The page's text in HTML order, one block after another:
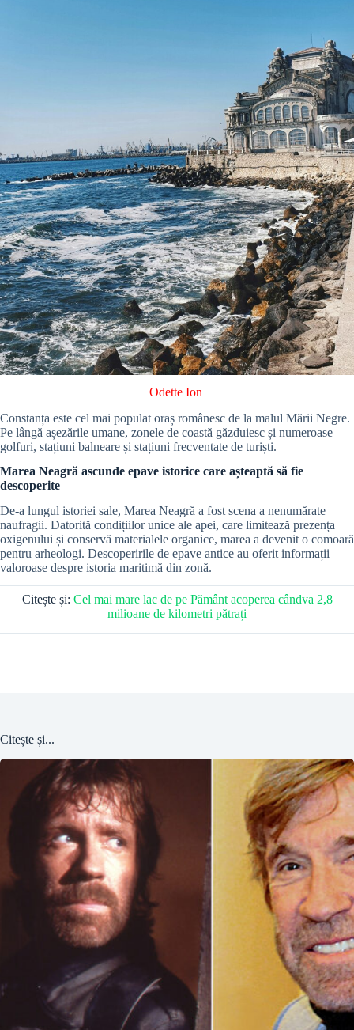
Odette Ion
Constanța este cel mai populat oraș românesc de la malul Mării Negre.
Pe lângă așezările umane, zonele de coastă găzduiesc și numeroase
golfuri, stațiuni balneare și stațiuni frecventate de turiști.
Marea Neagră ascunde epave istorice care așteaptă să fie
descoperite
De-a lungul istoriei sale, Marea Neagră a fost scena a nenumărate
naufragii. Datorită condițiilor unice ale apei, care limitează prezența
oxigenului și conservă materialele organice, marea a devenit o comoară
pentru arheologi. Descoperirile de epave antice au oferit informații
valoroase despre istoria maritimă din zonă.
Citește și: Cel mai mare lac de pe Pământ acoperea cândva 2,8
milioane de kilometri pătrați
Citește și...